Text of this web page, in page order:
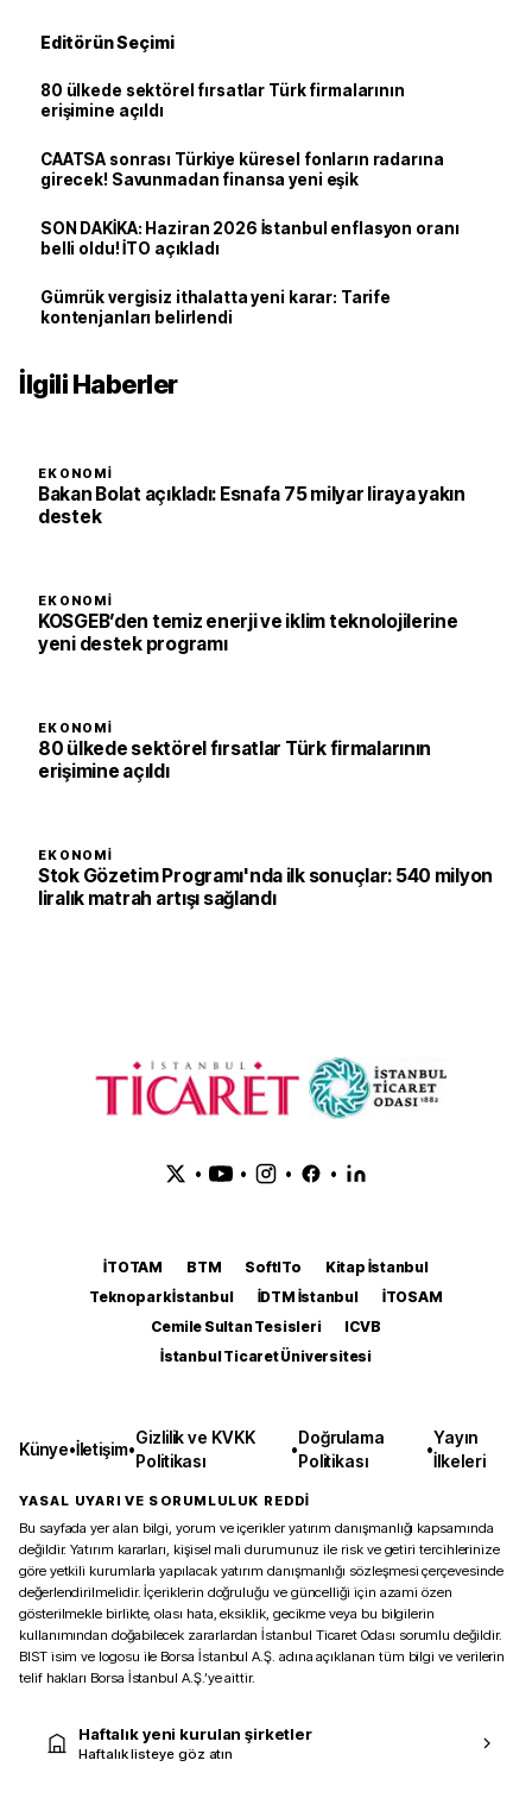
Editörün Seçimi
80 ülkede sektörel fırsatlar Türk firmalarının
erişimine açıldı
CAATSA sonrası Türkiye küresel fonların radarına
girecek! Savunmadan finansa yeni eşik
SON DAKİKA: Haziran 2026 İstanbul enflasyon oranı
belli oldu! İTO açıkladı
Gümrük vergisiz ithalatta yeni karar: Tarife
kontenjanları belirlendi
İlgili Haberler
EKONOMI
Bakan Bolat açıkladı: Esnafa 75 milyar liraya yakın
destek
EKONOMI
KOSGEB’den temiz enerji ve iklim teknolojilerine
yeni destek programı
EKONOMI
80 ülkede sektörel fırsatlar Türk firmalarının
erişimine açıldı
EKONOMI
Stok Gözetim Programı'nda ilk sonuçlar: 540 milyon
liralık matrah artışı sağlandı
• • • •
İTOTAM BTM SoftITo
Kitap İstanbul
Teknopark İstanbul
İDTM İstanbul
İTOSAM
Cemile Sultan Tesisleri
ICVB
İstanbul Ticaret Üniversitesi
Künye•İletişim•
Gizlilik ve KVKK
Politikası
•
Doğrulama
Politikası
•
Yayın
İlkeleri
YASAL UYARI VE SORUMLULUK REDDİ
Bu sayfada yer alan bilgi, yorum ve içerikler yatırım danışmanlığı kapsamında
değildir. Yatırım kararları, kişisel mali durumunuz ile risk ve getiri tercihlerinize
göre yetkili kurumlarla yapılacak yatırım danışmanlığı sözleşmesi çerçevesinde
değerlendirilmelidir. İçeriklerin doğruluğu ve güncelliği için azami özen
gösterilmekle birlikte, olası hata, eksiklik, gecikme veya bu bilgilerin
kullanımından doğabilecek zararlardan İstanbul Ticaret Odası sorumlu değildir.
BIST isim ve logosu ile Borsa İstanbul A.Ş. adına açıklanan tüm bilgi ve verilerin
telif hakları Borsa İstanbul A.Ş.’ye aittir.
Haftalık yeni kurulan şirketler
Haftalık listeye göz atın